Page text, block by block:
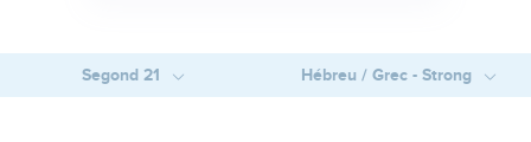
Segond 21 Hébreu / Grec - Strong